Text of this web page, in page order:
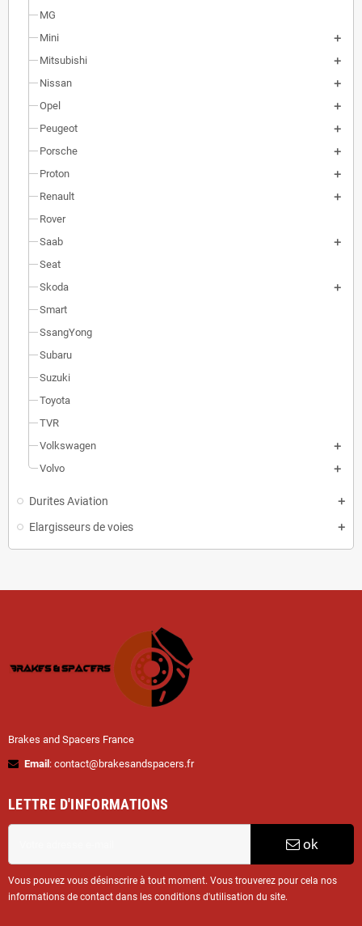
MG
Mini
Mitsubishi
Nissan
Opel
Peugeot
Porsche
Proton
Renault
Rover
Saab
Seat
Skoda
Smart
SsangYong
Subaru
Suzuki
Toyota
TVR
Volkswagen
Volvo
Durites Aviation
Elargisseurs de voies
Brakes and Spacers France
Email : contact@brakesandspacers.fr
LETTRE D'INFORMATIONS
ok
Vous pouvez vous désinscrire à tout moment. Vous trouverez pour cela nos
informations de contact dans les conditions d'utilisation du site.